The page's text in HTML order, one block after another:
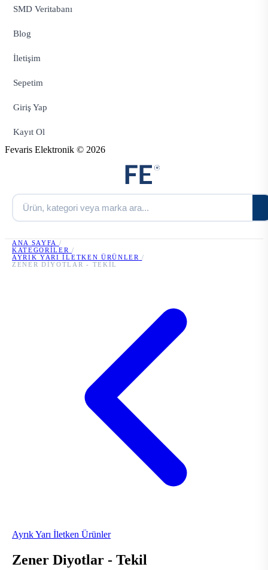
SMD Veritabanı
Blog
İletişim
Sepetim
Giriş Yap
Kayıt Ol
Fevaris Elektronik © 2026
ANA SAYFA /
KATEGORILER /
AYRIK YARI İLETKEN ÜRÜNLER
/
ZENER DIYOTLAR - TEKIL
Ayrık Yarı İletken Ürünler
Zener Diyotlar - Tekil